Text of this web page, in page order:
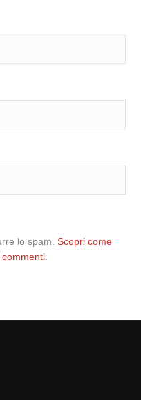
lo spam.Scopri come